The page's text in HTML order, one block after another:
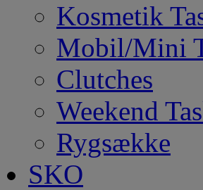
Kosmetik
Mobil/Mini
Clutches
Weekend
Rygsække
SKO